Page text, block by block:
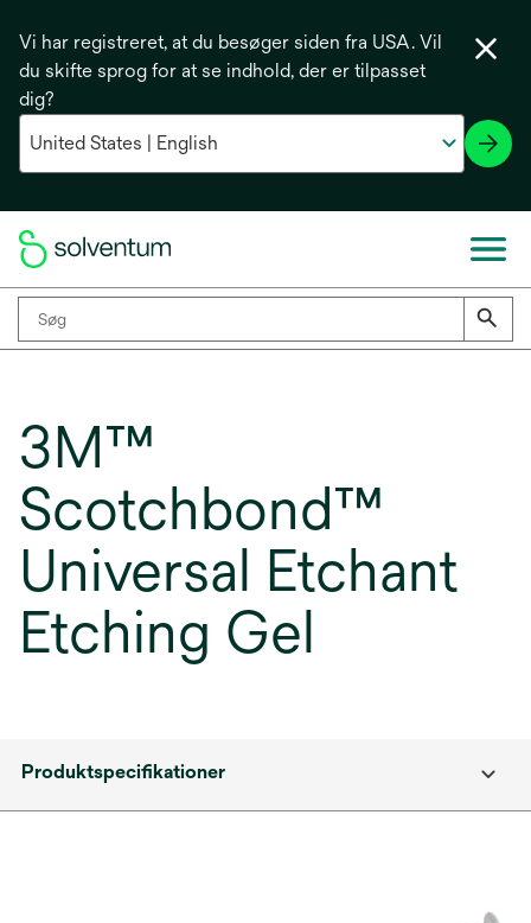
Vi har registreret, at du besøger siden fra USA. Vil
du skifte sprog for at se indhold, der er tilpasset
dig?
3M™
Scotchbond™
Universal Etchant
Etching Gel
Produktspecifikationer